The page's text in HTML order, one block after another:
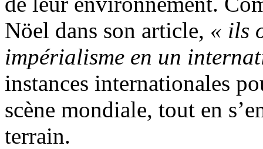
Nöel dans son article, « ils
impérialisme en un
instances internationales
scène mondiale, tout en
terrain.